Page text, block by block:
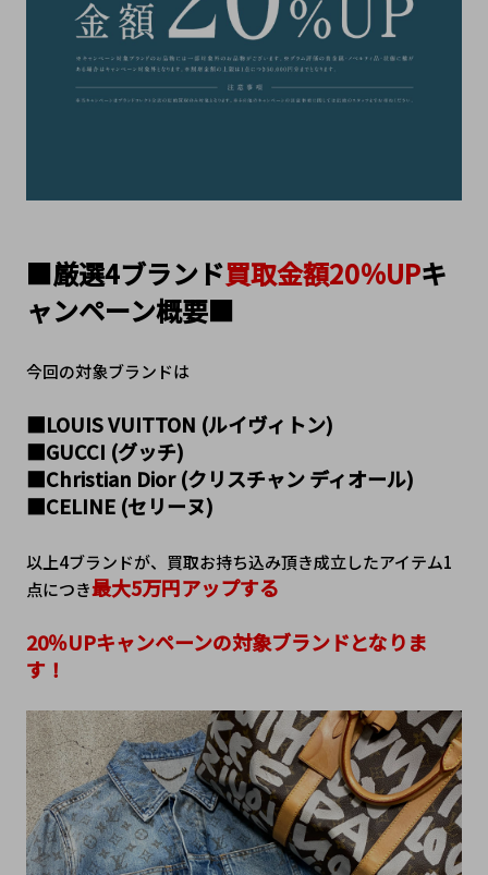
■厳選4ブランド買取金額20％UPキ
ャンペーン概要■
今回の対象ブランドは
■LOUIS VUITTON (ルイヴィトン)
■GUCCI (グッチ)
■Christian Dior (クリスチャン ディオール)
■CELINE (セリーヌ)
以上4ブランドが、買取お持ち込み頂き成立したアイテム1
点につき最大5万円アップする
20％UPキャンペーンの対象ブランドとなりま
す！